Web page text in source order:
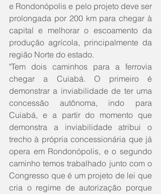
e Rondonópolis e pelo projeto deve ser
prolongada por 200 km para chegar à
capital e melhorar o escoamento da
produção agrícola, principalmente da
região Norte do estado.
"Tem dois caminhos para a ferrovia
chegar a Cuiabá. O primeiro é
demonstrar a inviabilidade de ter uma
concessão autônoma, indo para
Cuiabá, e a partir do momento que
demonstra a inviabilidade atribui o
trecho à própria concessionária que já
opera em Rondonópolis, e o segundo
caminho temos trabalhado junto com o
Congresso que é um projeto de lei que
cria o regime de autorização porque